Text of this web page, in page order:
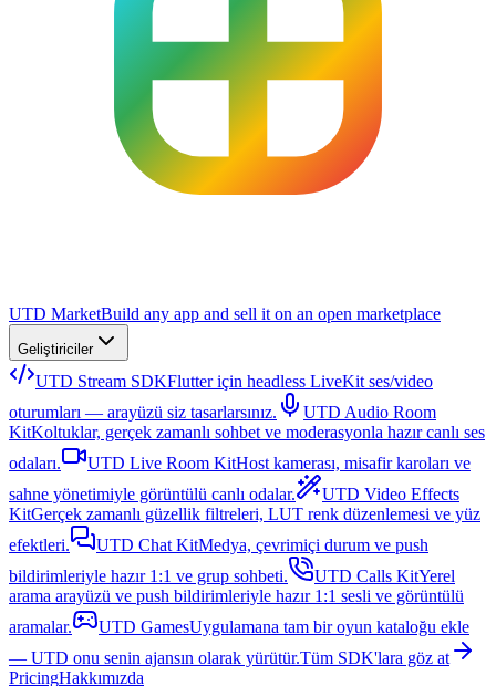
UTD MarketBuild any app and sell it on an open marketplace
Geliştiriciler
UTD Stream SDKFlutter için headless LiveKit ses/video
oturumları — arayüzü siz tasarlarsınız.
UTD Audio Room
KitKoltuklar, gerçek zamanlı sohbet ve moderasyonla hazır canlı ses
odaları.
UTD Live Room KitHost kamerası, misafir karoları ve
sahne yönetimiyle görüntülü canlı odalar.
UTD Video Effects
KitGerçek zamanlı güzellik filtreleri, LUT renk düzenlemesi ve yüz
efektleri.
UTD Chat KitMedya, çevrimiçi durum ve push
bildirimleriyle hazır 1:1 ve grup sohbeti.
UTD Calls KitYerel
arama arayüzü ve push bildirimleriyle hazır 1:1 sesli ve görüntülü
aramalar.
UTD GamesUygulamana tam bir oyun kataloğu ekle
— UTD onu senin ajansın olarak yürütür.Tüm SDK'lara göz at
PricingHakkımızda